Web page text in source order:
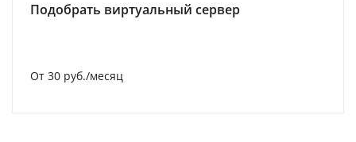
Подобрать виртуальный сервер
От 30 руб./месяц